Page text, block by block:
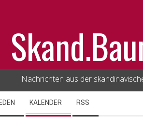
Nachrichten aus der
KALENDER RSS